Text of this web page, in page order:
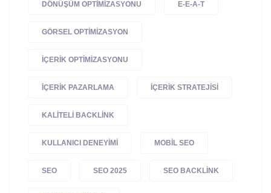
DÖNÜŞÜM OPTIMIZASYONU E-E-A-T
GÖRSEL OPTIMIZASYON
IÇERIK OPTIMIZASYONU
IÇERIK PAZARLAMA IÇERIK STRATEJISI
KALITELI BACKLINK
KULLANICI DENEYIMI MOBIL SEO
SEO SEO 2025 SEO BACKLINK